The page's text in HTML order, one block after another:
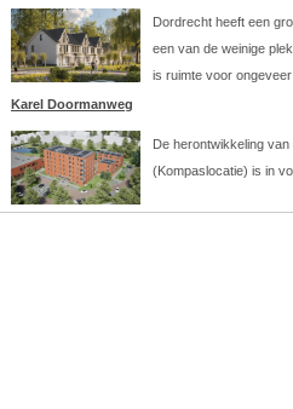
Dordrecht heeft een
een van de weinige
is ruimte voor
Karel Doormanweg
De herontwikkeling
(Kompaslocatie) is in